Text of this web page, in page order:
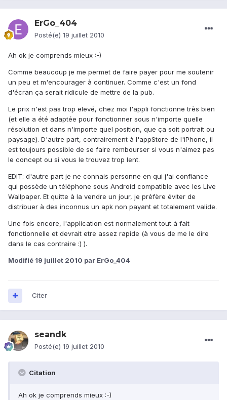
ErGo_404
Posté(e) 19 juillet 2010
Ah ok je comprends mieux :-)
Comme beaucoup je me permet de faire payer pour me soutenir
un peu et m'encourager à continuer. Comme c'est un fond
d'écran ça serait ridicule de mettre de la pub.
Le prix n'est pas trop elevé, chez moi l'appli fonctionne très bien
(et elle a été adaptée pour fonctionner sous n'importe quelle
résolution et dans n'importe quel position, que ça soit portrait ou
paysage). D'autre part, contrairement à l'appStore de l'iPhone, il
est toujours possible de se faire rembourser si vous n'aimez pas
le concept ou si vous le trouvez trop lent.
EDIT: d'autre part je ne connais personne en qui j'ai confiance
qui possède un téléphone sous Android compatible avec les Live
Wallpaper. Et quitte à la vendre un jour, je préfère éviter de
distribuer à des inconnus un apk non payant et totalement valide.
Une fois encore, l'application est normalement tout à fait
fonctionnelle et devrait etre assez rapide (à vous de me le dire
dans le cas contraire :) ).
Modifié 19 juillet 2010 par ErGo_404
Citer
seandk
Posté(e) 19 juillet 2010
Citation
Ah ok je comprends mieux :-)